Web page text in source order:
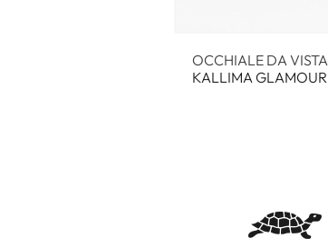
OCCHIALE DA VISTA
KALLIMA GLAMOUR